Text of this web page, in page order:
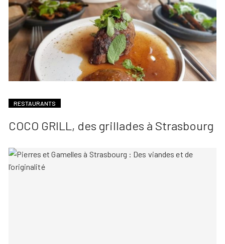
RESTAURANTS
COCO GRILL, des grillades à Strasbourg